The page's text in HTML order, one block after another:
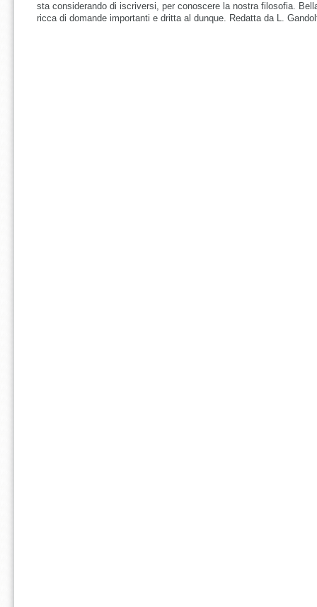
sta considerando di iscriversi, per conoscere la nostra filosofia.
ricca di domande importanti e dritta al dunque. Redatta da L.